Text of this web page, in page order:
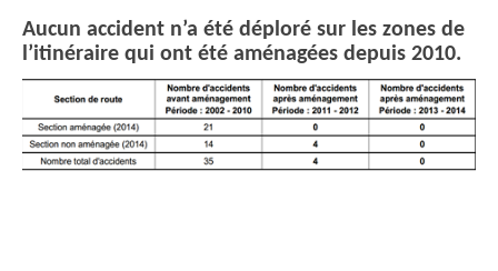
Aucun accident n’a été déploré sur les zones de
l’itinéraire qui ont été aménagées depuis 2010.